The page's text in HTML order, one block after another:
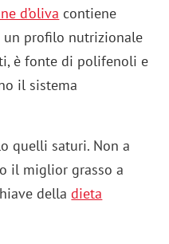
d’oliva contiene
un profilo nutrizionale
è fonte di polifenoli e
il sistema
quelli saturi. Non a
il miglior grasso a
delladieta